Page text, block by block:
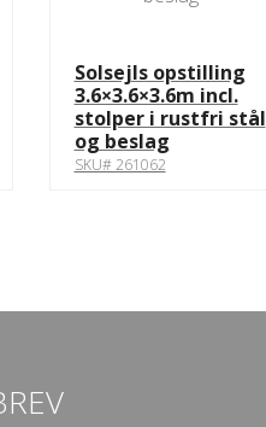
Solsejls opstilling
3.6×3.6×3.6m incl.
stolper i rustfri stål
og beslag
SKU# 261062